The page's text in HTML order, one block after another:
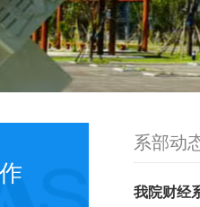
系部动
我院财经